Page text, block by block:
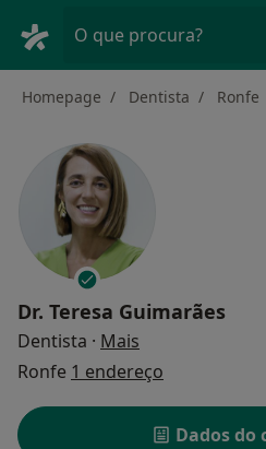
O que procura?
Homepage Dentista Ronfe
Dr. Teresa Guimarães
Dentista · Mais
Ronfe 1 endereço
Dados do